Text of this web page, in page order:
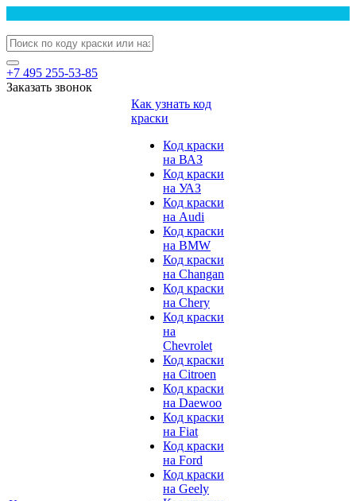
+7 495 255-53-85
Заказать звонок
Как узнать код
краски
Код краски
на ВАЗ
Код краски
на УАЗ
Код краски
на Audi
Код краски
на BMW
Код краски
на Changan
Код краски
на Chery
Код краски
на
Chevrolet
Код краски
на Citroen
Код краски
на Daewoo
Код краски
на Fiat
Код краски
на Ford
Код краски
на Geely